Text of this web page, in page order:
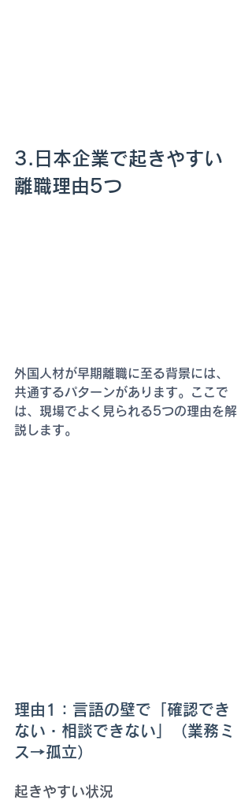
3.日本企業で起きやすい
離職理由5つ
外国人材が早期離職に至る背景には、
共通するパターンがあります。ここで
は、現場でよく見られる5つの理由を解
説します。
理由1：言語の壁で「確認でき
ない・相談できない」（業務ミ
ス→孤立）
起きやすい状況